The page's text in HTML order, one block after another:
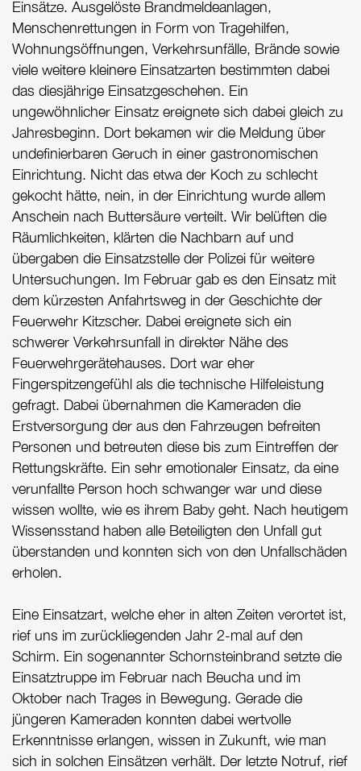
Einsätze. Ausgelöste Brandmeldeanlagen,
Menschenrettungen in Form von Tragehilfen,
Wohnungsöffnungen, Verkehrsunfälle, Brände sowie
viele weitere kleinere Einsatzarten bestimmten dabei
das diesjährige Einsatzgeschehen. Ein
ungewöhnlicher Einsatz ereignete sich dabei gleich zu
Jahresbeginn. Dort bekamen wir die Meldung über
undefinierbaren Geruch in einer gastronomischen
Einrichtung. Nicht das etwa der Koch zu schlecht
gekocht hätte, nein, in der Einrichtung wurde allem
Anschein nach Buttersäure verteilt. Wir belüften die
Räumlichkeiten, klärten die Nachbarn auf und
übergaben die Einsatzstelle der Polizei für weitere
Untersuchungen. Im Februar gab es den Einsatz mit
dem kürzesten Anfahrtsweg in der Geschichte der
Feuerwehr Kitzscher. Dabei ereignete sich ein
schwerer Verkehrsunfall in direkter Nähe des
Feuerwehrgerätehauses. Dort war eher
Fingerspitzengefühl als die technische Hilfeleistung
gefragt. Dabei übernahmen die Kameraden die
Erstversorgung der aus den Fahrzeugen befreiten
Personen und betreuten diese bis zum Eintreffen der
Rettungskräfte. Ein sehr emotionaler Einsatz, da eine
verunfallte Person hoch schwanger war und diese
wissen wollte, wie es ihrem Baby geht. Nach heutigem
Wissensstand haben alle Beteiligten den Unfall gut
überstanden und konnten sich von den Unfallschäden
erholen.
Eine Einsatzart, welche eher in alten Zeiten verortet ist,
rief uns im zurückliegenden Jahr 2-mal auf den
Schirm. Ein sogenannter Schornsteinbrand setzte die
Einsatztruppe im Februar nach Beucha und im
Oktober nach Trages in Bewegung. Gerade die
jüngeren Kameraden konnten dabei wertvolle
Erkenntnisse erlangen, wissen in Zukunft, wie man
sich in solchen Einsätzen verhält. Der letzte Notruf, rief